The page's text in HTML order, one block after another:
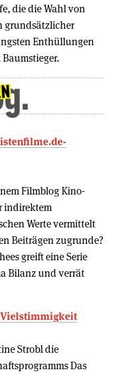
die die Wahl von
grundsätzlicher
Enthüllungen
Filmblog Kino-
indirektem
Werte vermittelt
Beiträgen zugrunde?
greift eine Serie
Bilanz und verrät
Vielstimmigkeit
Strobl die
Das